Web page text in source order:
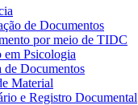
de Documentos
por meio de TIDC
em Psicologia
de Documentos
Material
e Registro Documental